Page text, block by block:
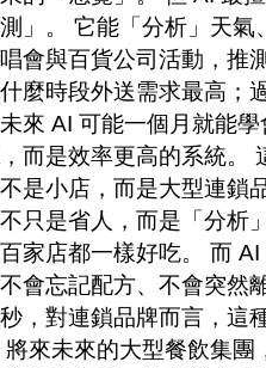
測」。 它能「分析」天
會與百貨公司活動，推
麼時段外送需求最高；
來 AI 可能一個月就能
而是效率更高的系統。
是小店，而是大型連鎖
只是省人，而是「分析
家店都一樣好吃。 而
會忘記配方、不會突然
，對連鎖品牌而言，這
將來未來的大型餐飲集